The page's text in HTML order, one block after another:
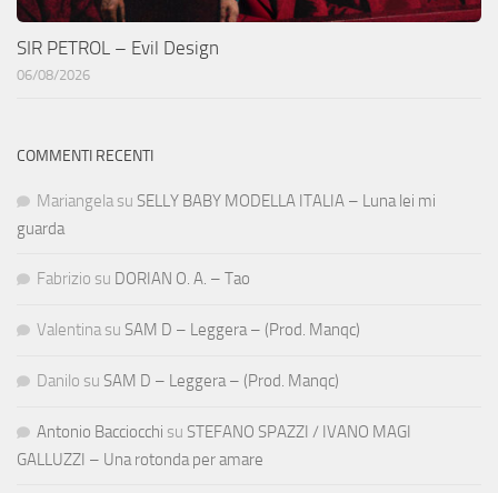
SIR PETROL – Evil Design
06/08/2026
COMMENTI RECENTI
Mariangela su SELLY BABY MODELLA ITALIA – Luna lei mi
guarda
Fabrizio su DORIAN O. A. – Tao
Valentina su SAM D – Leggera – (Prod. Manqc)
Danilo su SAM D – Leggera – (Prod. Manqc)
Antonio Bacciocchi su STEFANO SPAZZI / IVANO MAGI
GALLUZZI – Una rotonda per amare